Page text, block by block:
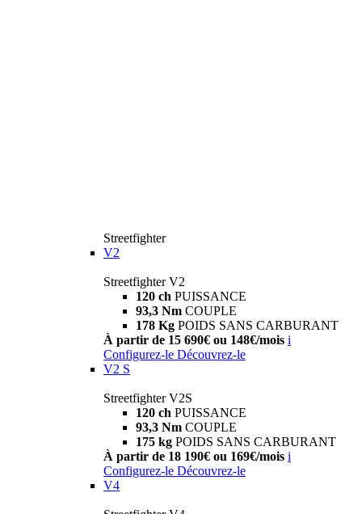
Streetfighter
V2
Streetfighter V2
120 ch PUISSANCE
93,3 Nm COUPLE
178 Kg POIDS SANS CARBURANT
À partir de 15 690€ ou 148€/mois i
Configurez-le Découvrez-le
V2 S
Streetfighter V2S
120 ch PUISSANCE
93,3 Nm COUPLE
175 kg POIDS SANS CARBURANT
À partir de 18 190€ ou 169€/mois i
Configurez-le Découvrez-le
V4